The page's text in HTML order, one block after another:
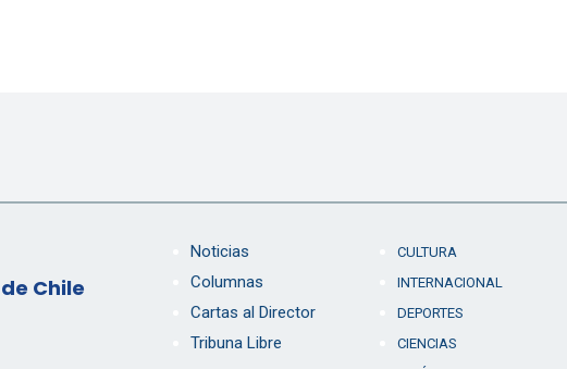
Chile
Noticias
Columnas
Cartas al Director
Tribuna Libre
CULTURA
INTERNACIONAL
DEPORTES
CIENCIAS